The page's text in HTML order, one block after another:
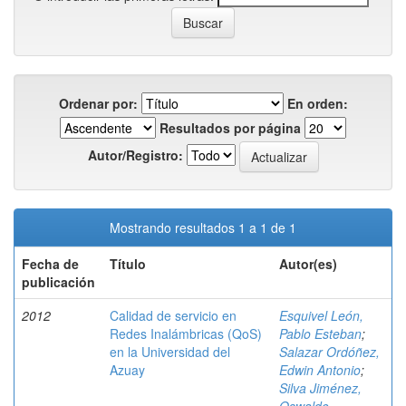
Ordenar por:
En orden:
Resultados por página
Autor/Registro:
Mostrando resultados 1 a 1 de 1
Fecha de
publicación
Título Autor(es)
2012
Calidad de servicio en
Redes Inalámbricas (QoS)
en la Universidad del
Azuay
Esquivel León,
Pablo Esteban;
Salazar Ordóñez,
Edwin Antonio;
Silva Jiménez,